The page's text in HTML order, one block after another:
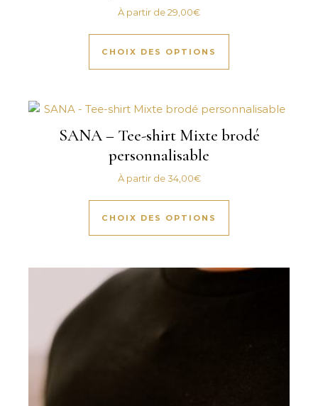
À partir de29,00€
CHOIX DES OPTIONS
Ce produit a
SANA – Tee-shirt Mixte brodé
personnalisable
À partir de34,00€
CHOIX DES OPTIONS
Ce produit a